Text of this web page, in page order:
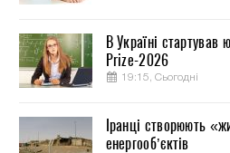
В Україні стартував
Prize-2026
19:15, Сьогодні
Іранці створюють
енергооб’єктів